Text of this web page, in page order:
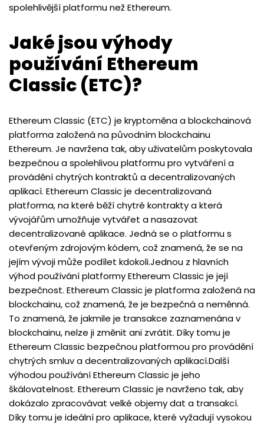
spolehlivější platformu než Ethereum.
Jaké jsou výhody
používání Ethereum
Classic (ETC)?
Ethereum Classic (ETC) je kryptoměna a blockchainová
platforma založená na původním blockchainu
Ethereum. Je navržena tak, aby uživatelům poskytovala
bezpečnou a spolehlivou platformu pro vytváření a
provádění chytrých kontraktů a decentralizovaných
aplikací. Ethereum Classic je decentralizovaná
platforma, na které běží chytré kontrakty a která
vývojářům umožňuje vytvářet a nasazovat
decentralizované aplikace. Jedná se o platformu s
otevřeným zdrojovým kódem, což znamená, že se na
jejím vývoji může podílet kdokoli.Jednou z hlavních
výhod používání platformy Ethereum Classic je její
bezpečnost. Ethereum Classic je platforma založená na
blockchainu, což znamená, že je bezpečná a neměnná.
To znamená, že jakmile je transakce zaznamenána v
blockchainu, nelze ji změnit ani zvrátit. Díky tomu je
Ethereum Classic bezpečnou platformou pro provádění
chytrých smluv a decentralizovaných aplikací.Další
výhodou používání Ethereum Classic je jeho
škálovatelnost. Ethereum Classic je navrženo tak, aby
dokázalo zpracovávat velké objemy dat a transakcí.
Díky tomu je ideální pro aplikace, které vyžadují vysokou